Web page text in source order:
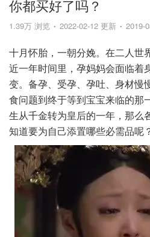
你都买好了吗？
1.39万 浏览 2022-02-12 更新 2019-
十月怀胎，一朝分娩。在二人世
近一年时间里，孕妈妈会面临着
变。备孕、受孕、孕吐、身材慢
食问题到终于等到宝宝来临的那
生从千金转为皇后的一年，那么
知道要为自己添置哪些必需品呢